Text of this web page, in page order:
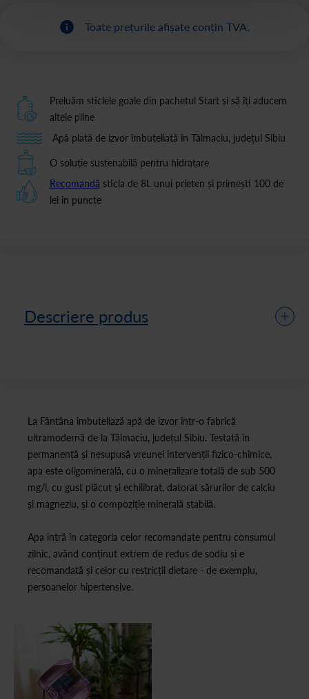
Toate prețurile afișate conțin TVA.
Preluăm sticlele goale din pachetul Start și să îți aducem
altele pline
Apă plată de izvor îmbuteliată în Tălmaciu, județul Sibiu
O soluție sustenabilă pentru hidratare
Recomandă sticla de 8L unui prieten și primești 100 de
lei în puncte
Descriere produs
La Fântâna îmbuteliază apă de izvor într-o fabrică
ultramodernă de la Tălmaciu, județul Sibiu. Testată în
permanență și nesupusă vreunei intervenții fizico-chimice,
apa este oligominerală, cu o mineralizare totală de sub 500
mg/l, cu gust plăcut și echilibrat, datorat sărurilor de calciu
și magneziu, și o compoziție minerală stabilă.
Apa intră în categoria celor recomandate pentru consumul
zilnic, având conținut extrem de redus de sodiu și e
recomandată și celor cu restricții dietare - de exemplu,
persoanelor hipertensive.